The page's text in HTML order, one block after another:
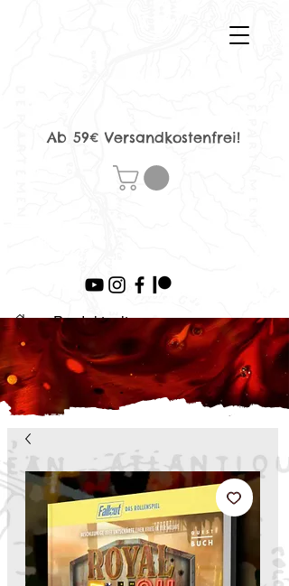
Ab 59€ Versandkostenfrei!
> Produktseite